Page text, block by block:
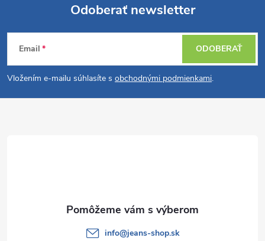
Z
á
p
Odoberať newsletter
Email
Vložením e-mailu súhlasíte s obchodnými podmienkami.
ODOBERAŤ
info@jeans-shop.sk